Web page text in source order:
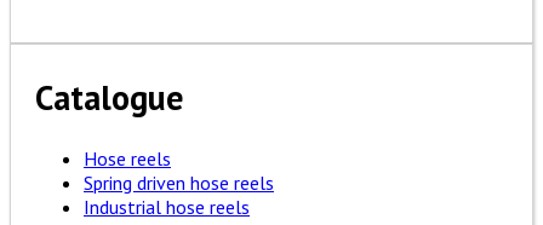
Catalogue
Hose reels
Spring driven hose reels
Industrial hose reels